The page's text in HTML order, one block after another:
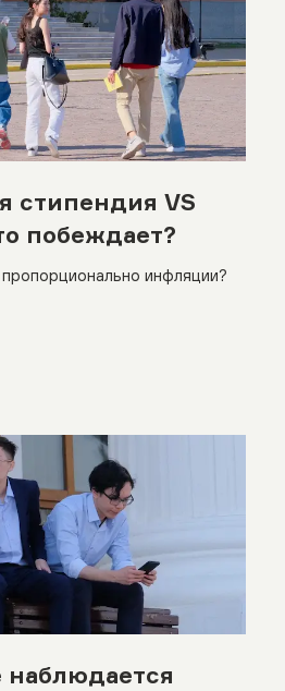
стипендия VS
побеждает?
инфляции?
наблюдается